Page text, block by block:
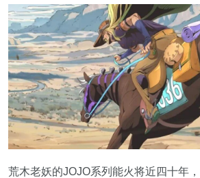
荒木老妖的JOJO系列能火将近四十年